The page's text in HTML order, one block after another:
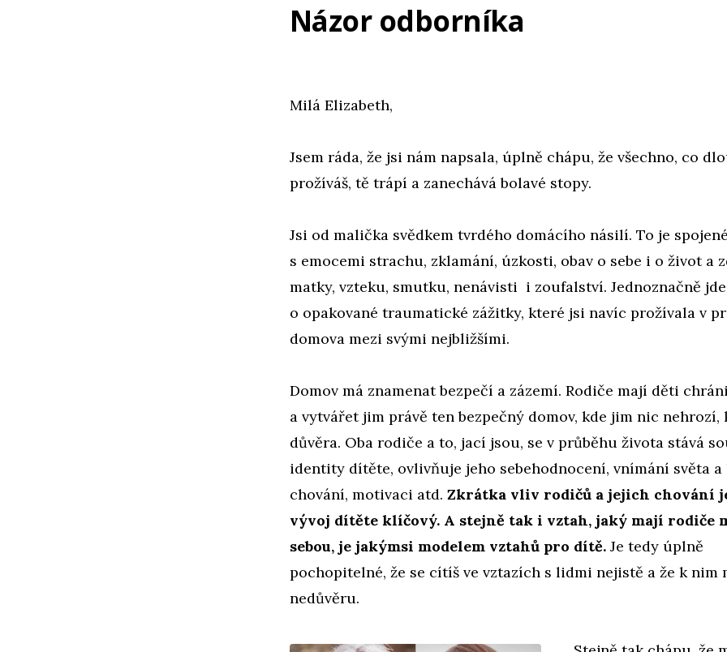
Názor odborníka
Milá Elizabeth,
Jsem ráda, že jsi nám napsala, úplně chápu, že všechno, co
prožíváš, tě trápí a zanechává bolavé stopy.
Jsi od malička svědkem tvrdého domácího násilí. To je spojené
s emocemi strachu, zklamání, úzkosti, obav o sebe i o život a
matky, vzteku, smutku, nenávisti i zoufalství. Jednoznačně jde
o opakované traumatické zážitky, které jsi navíc prožívala v
domova mezi svými nejbližšími.
Domov má znamenat bezpečí a zázemí. Rodiče mají děti
a vytvářet jim právě ten bezpečný domov, kde jim nic nehrozí,
důvěra. Oba rodiče a to, jací jsou, se v průběhu života stává
identity dítěte, ovlivňuje jeho sebehodnocení, vnímání světa
chování, motivaci atd. Zkrátka vliv rodičů a jejich chování
vývoj dítěte klíčový. A stejně tak i vztah, jaký mají rodiče
sebou, je jakýmsi modelem vztahů pro dítě. Je tedy úplně
pochopitelné, že se cítíš ve vztazích s lidmi nejistě a že k nim
nedůvěru.